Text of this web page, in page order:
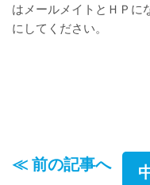
はメールメイトとＨＰに
にしてください。
≪ 前の記事へ